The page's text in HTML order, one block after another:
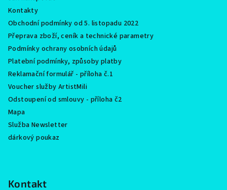
Kontakty
Obchodní podmínky od 5. listopadu 2022
Přeprava zboží, ceník a technické parametry
Podmínky ochrany osobních údajů
Platební podmínky, způsoby platby
Reklamační formulář - příloha č.1
Voucher služby ArtistMili
Odstoupení od smlouvy - příloha č2
Mapa
Služba Newsletter
dárkový poukaz
Kontakt